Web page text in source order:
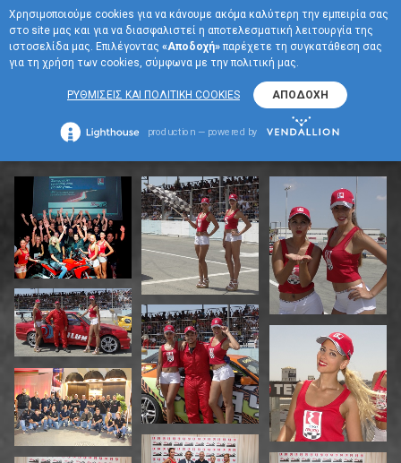
ΜΕΝΟΥ
EN
MEDIA
Φωτογραφίες
Χρησιμοποιούμε cookies για να κάνουμε ακόμα καλύτερη την εμπειρία σας
στο site μας και για να διασφαλιστεί η αποτελεσματική λειτουργία της
ιστοσελίδα μας. Επιλέγοντας «Αποδοχή»παρέχετε τη συγκατάθεση σας
για τη χρήση των cookies, σύμφωνα με την πολιτική μας.
ΡΥΘΜΙΣΕΙΣ ΚΑΙ ΠΟΛΙΤΙΚΗ COOKIES ΑΠΟΔΟΧΗ
production — powered by